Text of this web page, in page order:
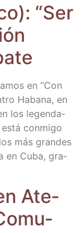
“Ser
en “Con
Haba­na, en
los legen­da­
con­mi­go
más gran­des
en Cuba, gra­
Ate­